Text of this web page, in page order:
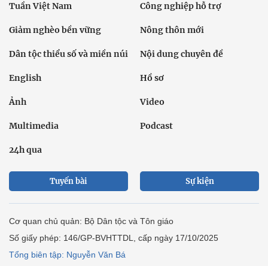
Tuần Việt Nam Công nghiệp hỗ trợ
Giảm nghèo bền vững Nông thôn mới
Dân tộc thiểu số và miền núi Nội dung chuyên đề
English Hồ sơ
Ảnh Video
Multimedia Podcast
24h qua
Tuyến bài Sự kiện
Cơ quan chủ quản: Bộ Dân tộc và Tôn giáo
Số giấy phép: 146/GP-BVHTTDL, cấp ngày 17/10/2025
Tổng biên tập: Nguyễn Văn Bá